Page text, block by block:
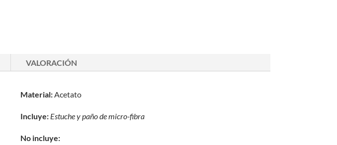
VALORACIÓN
Material:Acetato
Incluye: Estuche y paño demicro-fibra
No incluye: